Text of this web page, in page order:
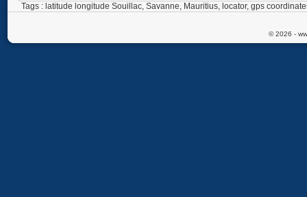
Tags : latitude longitude Souillac, Savanne, Mauritius, locator, gps
© 2026 -